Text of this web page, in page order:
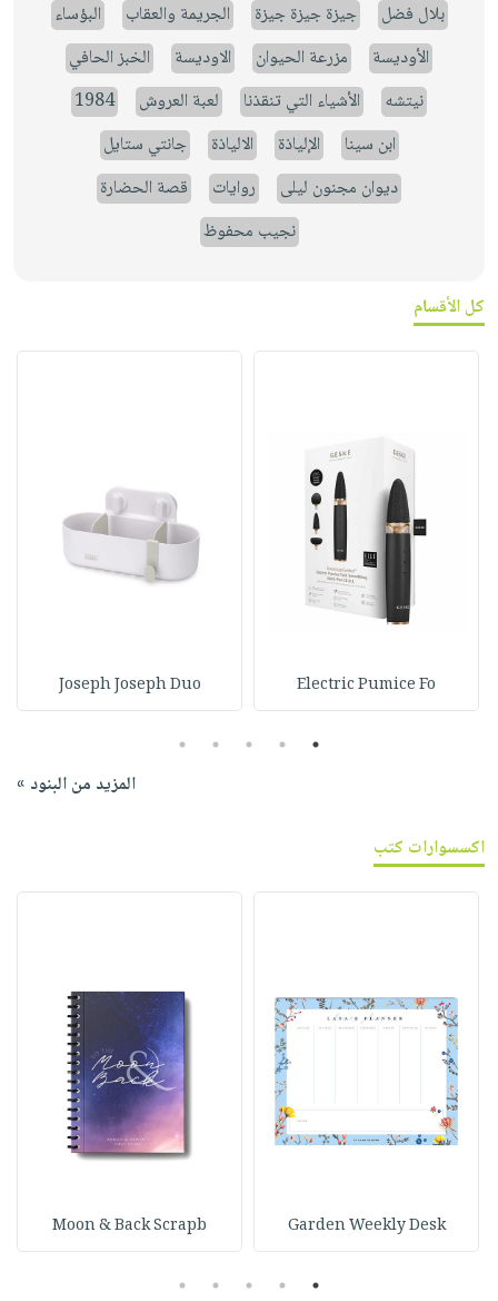
بلال فضل جيزة جيزة جيزة الجريمة والعقاب
البؤساء
الأوديسة
مزرعة الحيوان الاوديسة
الخبز الحافي
نيتشه
الأشياء التي تنقذنا لعبة العروش
1984
ابن سينا
الإلياذة الالياذة
جانتي ستايل
ديوان مجنون ليلى
روايات
قصة الحضارة
نجيب محفوظ
كل الأقسام
Electric Pumice Fo
Joseph Joseph Duo
1
2
3
4
5
المزيد من البنود »
اكسسوارات كتب
Garden Weekly Desk
Moon & Back Scrapb
1
2
3
4
5